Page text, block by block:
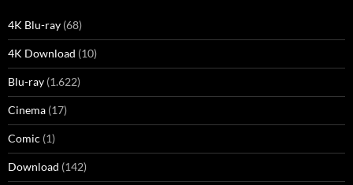
4K Blu-ray (68)
4K Download (10)
Blu-ray (1.622)
Cinema (17)
Comic (1)
Download (142)